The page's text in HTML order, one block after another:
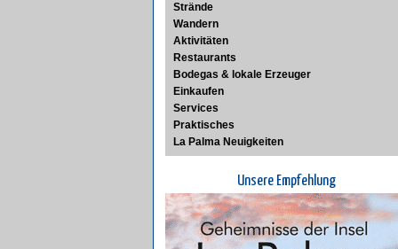
Strände
Wandern
Aktivitäten
Restaurants
Bodegas & lokale Erzeuger
Einkaufen
Services
Praktisches
La Palma Neuigkeiten
Unsere Empfehlung